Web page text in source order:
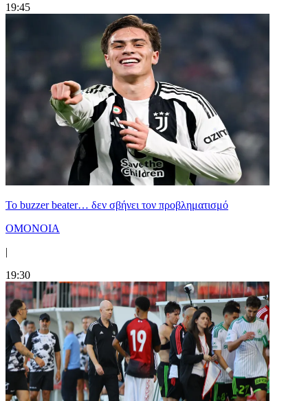
19:45
Το buzzer beater… δεν σβήνει τoν προβληματισμό
ΟΜΟΝΟΙΑ
|
19:30